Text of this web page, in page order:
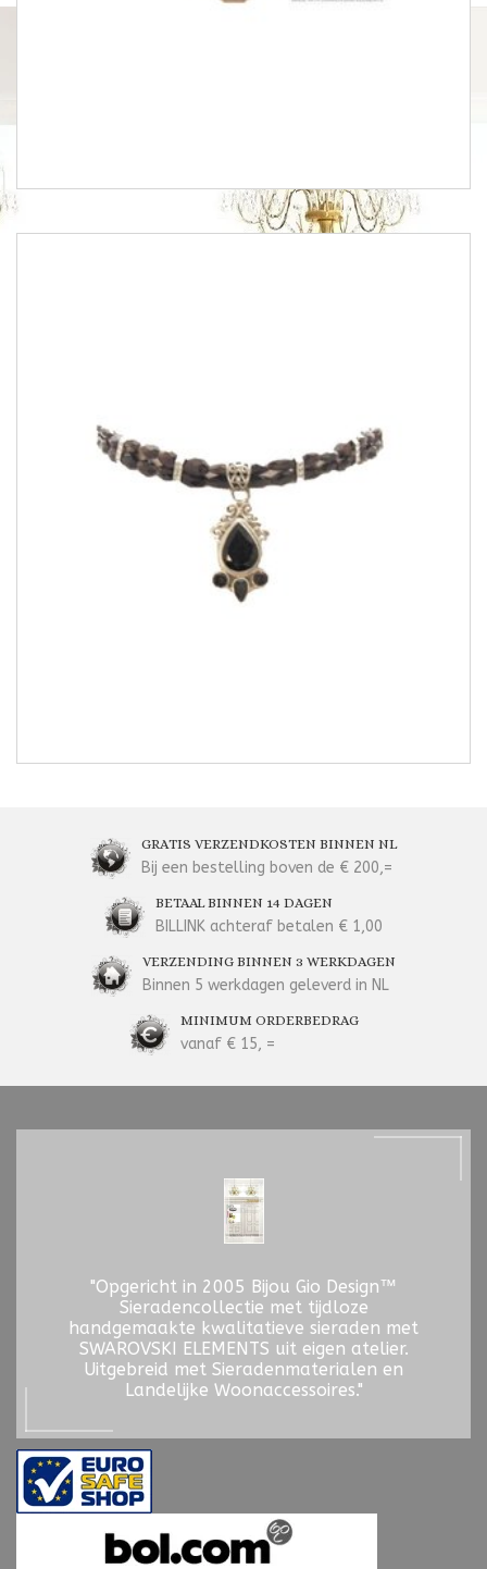
GRATIS VERZENDKOSTEN BINNEN NL
Bij een bestelling boven de € 200,=
BETAAL BINNEN 14 DAGEN
BILLINK achteraf betalen € 1,00
VERZENDING BINNEN 3 WERKDAGEN
Binnen 5 werkdagen geleverd in NL
MINIMUM ORDERBEDRAG
vanaf € 15, =
"Opgericht in 2005 Bijou Gio Design™
Sieradencollectie met tijdloze
handgemaakte kwalitatieve sieraden met
SWAROVSKI ELEMENTS uit eigen atelier.
Uitgebreid met Sieradenmaterialen en
Landelijke Woonaccessoires."